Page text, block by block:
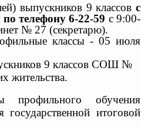
выпускников 9 классов с
телефону 6-22-59 с 9:00-
№ 27 (секретарю).
классы - 05 июля
9 классов СОШ №
жительства.
профильного обучения
итоговой